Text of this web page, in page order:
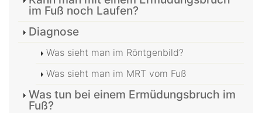
im Fuß noch Laufen?
Diagnose
Was sieht man im Röntgenbild?
Was sieht man im MRT vom Fuß
Was tun bei einem Ermüdungsbruch im
Fuß?